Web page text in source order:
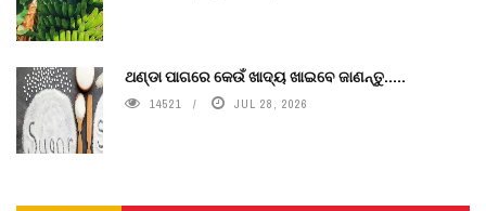
ଥଣ୍ଡା ପାଗରେ କେଉଁ ଖାଦ୍ୟ ଖାଇବେ ଜାଣନ୍ତୁ.....
14521 JUL 28, 2026